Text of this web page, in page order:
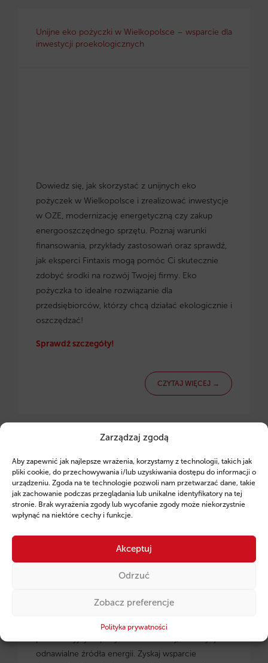
Zarządzaj zgodą
Aby zapewnić jak najlepsze wrażenia, korzystamy z technologii, takich jak
pliki cookie, do przechowywania i/lub uzyskiwania dostępu do informacji o
urządzeniu. Zgoda na te technologie pozwoli nam przetwarzać dane, takie
jak zachowanie podczas przeglądania lub unikalne identyfikatory na tej
stronie. Brak wyrażenia zgody lub wycofanie zgody może niekorzystnie
wpłynąć na niektóre cechy i funkcje.
Akceptuj
Odrzuć
Zobacz preferencje
Polityka prywatności
Unijne eko pożyczki w Wielkopolsce – wsparcie dla
inwestycji proekologicznych
Dowiedz się, jak skorzystać z unijnych eko
pożyczek w Wielkopolsce i zrealizować inwestycje
w OZE, modernizację energetyczną czy zakup
energooszczędnego sprzętu. Poznaj warunki
finansowania, przykłady zastosowań oraz sprawdź,
jak eksperci Fintaxis mogą pomóc Ci skutecznie
zdobyć środki na rozwój Twojej firmy. Eko
pożyczka to idealne rozwiązanie dla
przedsiębiorców, którzy chcą działać ekologicznie i
oszczędzać!
Sprawdź szczegóły!
CZYTAJ WIĘCEJ →
przedsiębiorców z regionu małopolskiego.
Pożyczki unijne dla małopolskich
przedsiębiorców– dowiedz się, jak skorzystać z
odnawialne źródła energii. Zyskaj wsparcie